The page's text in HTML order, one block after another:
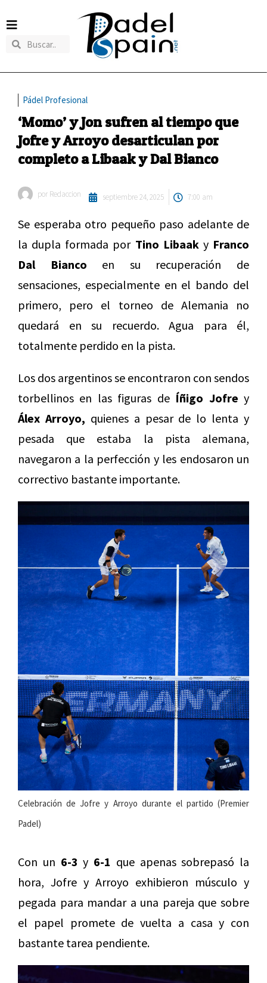
Pádel Profesional
‘Momo’ y Jon sufren al tiempo que
Jofre y Arroyo desarticulan por
completo a Libaak y Dal Bianco
por Redaccion septiembre 24, 2025 7:00 am
Se esperaba otro pequeño paso adelante de
la dupla formada por Tino Libaaky Franco
Dal Bianco en su recuperación de
sensaciones, especialmente en el bando del
primero, pero el torneo de Alemania no
quedará en su recuerdo. Agua para él,
totalmente perdido en la pista.
Los dos argentinos se encontraron con sendos
torbellinos en las figuras de Íñigo Jofre y
Álex Arroyo, quienes a pesar de lo lenta y
pesada que estaba la pista alemana,
navegaron a la perfección y les endosaron un
correctivo bastante importante.
Celebración de Jofre y Arroyo durante el partido (Premier
Padel)
Con un 6-3 y 6-1 que apenas sobrepasó la
hora, Jofre y Arroyo exhibieron músculo y
pegada para mandar a una pareja que sobre
el papel promete de vuelta a casa y con
bastante tarea pendiente.